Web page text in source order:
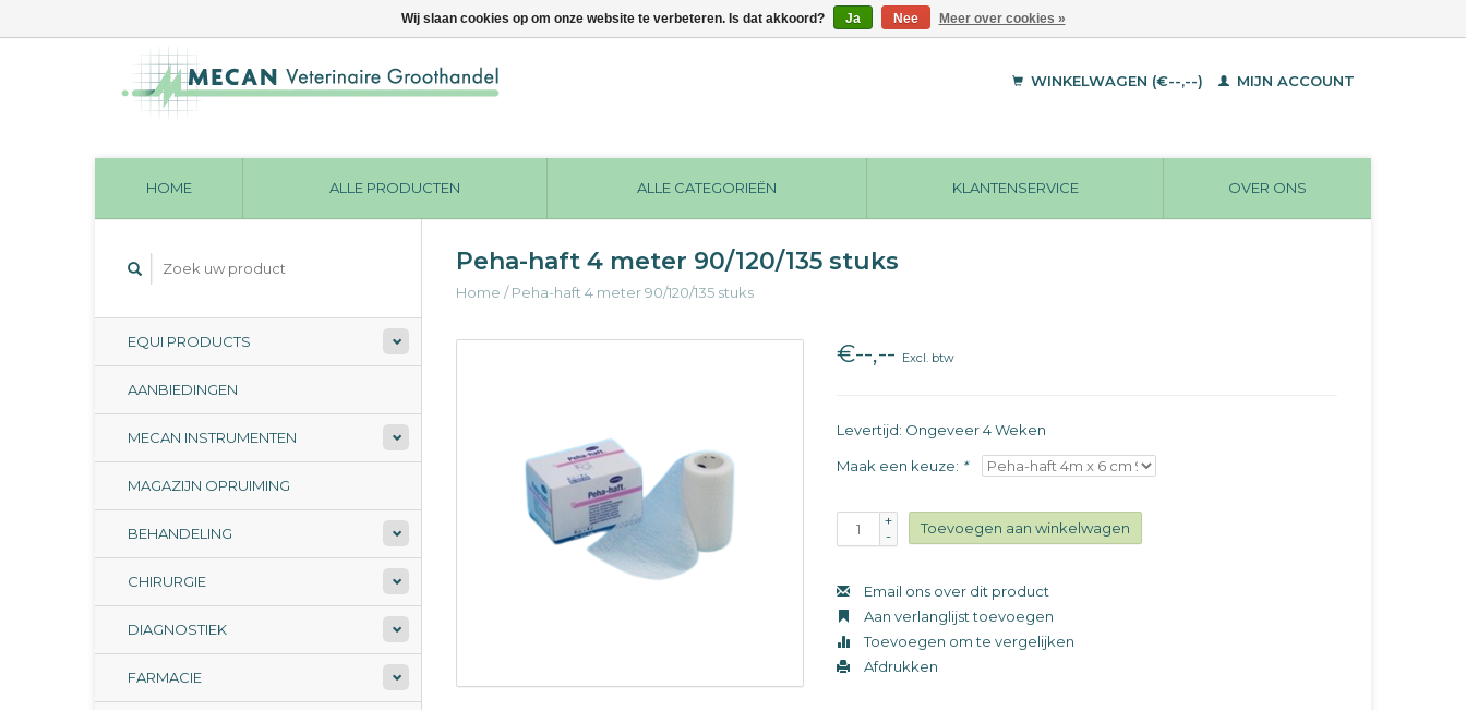
WINKELWAGEN (€--,--) MIJN ACCOUNT
HOME ALLE PRODUCTEN ALLE CATEGORIEËN KLANTENSERVICE OVER ONS
EQUI PRODUCTS
AANBIEDINGEN
MECAN INSTRUMENTEN
MAGAZIJN OPRUIMING
BEHANDELING
CHIRURGIE
DIAGNOSTIEK
FARMACIE
Peha-haft 4 meter 90/120/135 stuks
Home /Peha-haft 4 meter 90/120/135 stuks
€--,-- Excl. btw
Levertijd: Ongeveer 4 Weken
Maak een keuze: *
+
-
Toevoegen aan winkelwagen
Email ons over dit product
Aan verlanglijst toevoegen
Toevoegen om te vergelijken
Afdrukken
Wij slaan cookies op om onze website te verbeteren. Is dat akkoord? Ja Nee Meer over cookies »